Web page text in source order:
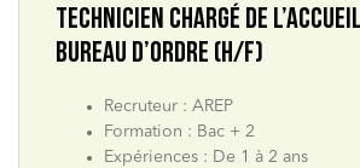
TECHNICIEN CHARGÉ DE
BUREAU D’ORDRE (H/F)
Recruteur : AREP
Formation : Bac + 2
Expériences : De 1 à 2 ans